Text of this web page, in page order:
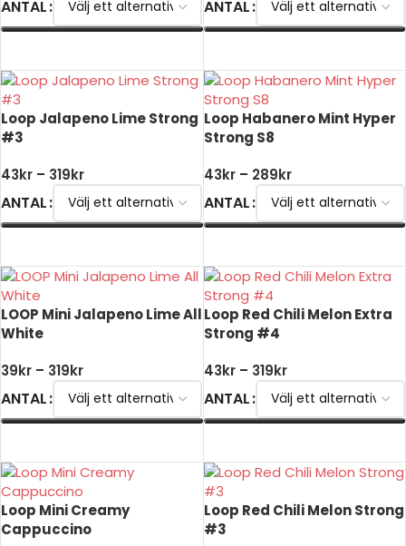
ANTAL ANTAL
Loop Jalapeno Lime Strong
#3
43kr – 319kr
ANTAL
Loop Habanero Mint Hyper
Strong S8
43kr – 289kr
ANTAL
LOOP Mini Jalapeno Lime All
White
39kr – 319kr
ANTAL
Loop Red Chili Melon Extra
Strong #4
43kr – 319kr
ANTAL
Loop Mini Creamy
Cappuccino
Loop Red Chili Melon Strong
#3